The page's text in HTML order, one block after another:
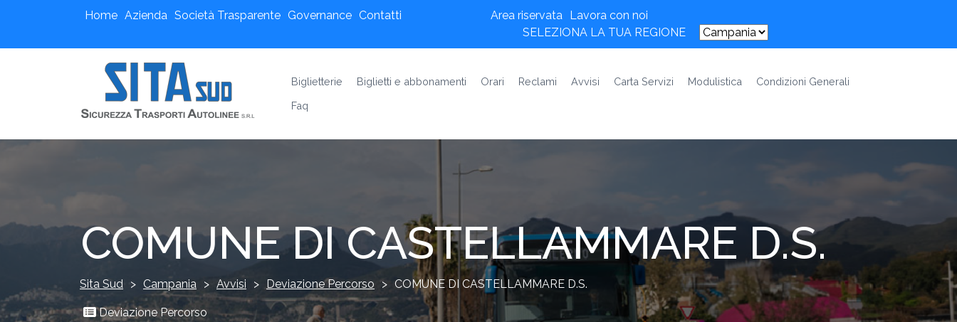
Home Azienda Società Trasparente Governance Contatti Area riservata Lavora con noi
SELEZIONA LA TUA REGIONE
Biglietterie Biglietti e abbonamenti Orari Reclami Avvisi Carta Servizi Modulistica
Condizioni Generali
Faq
COMUNE DI CASTELLAMMARE D.S.
Sita Sud > Campania > Avvisi > Deviazione Percorso > COMUNE DI CASTELLAMMARE D.S.
Deviazione Percorso